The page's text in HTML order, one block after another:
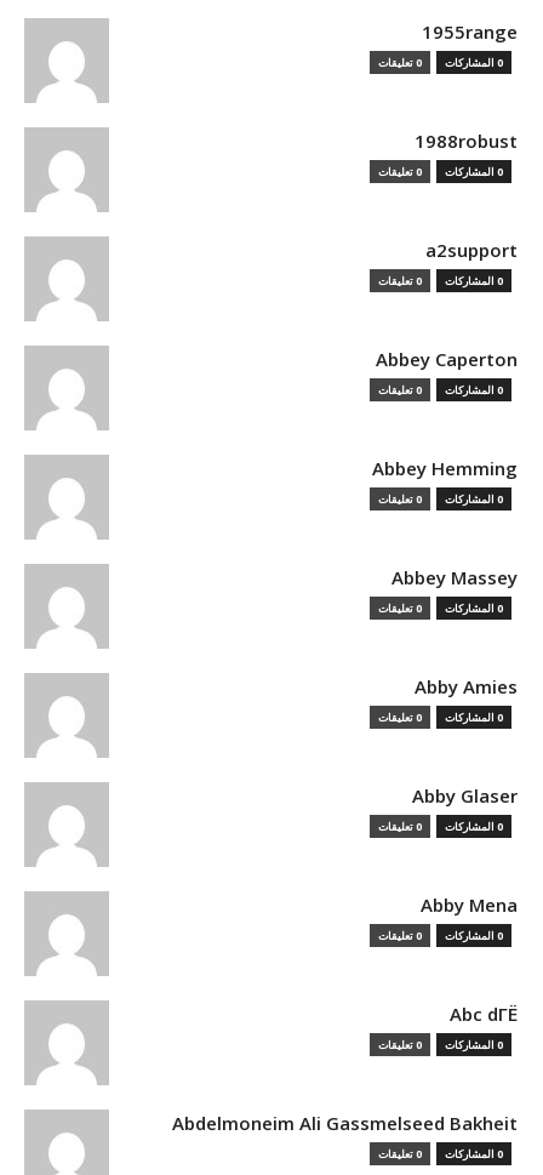
1955range
0 المشاركات 0 تعليقات
1988robust
0 المشاركات 0 تعليقات
a2support
0 المشاركات 0 تعليقات
Abbey Caperton
0 المشاركات 0 تعليقات
Abbey Hemming
0 المشاركات 0 تعليقات
Abbey Massey
0 المشاركات 0 تعليقات
Abby Amies
0 المشاركات 0 تعليقات
Abby Glaser
0 المشاركات 0 تعليقات
Abby Mena
0 المشاركات 0 تعليقات
Abc dГЁ
0 المشاركات 0 تعليقات
Abdelmoneim Ali Gassmelseed Bakheit
0 المشاركات 0 تعليقات